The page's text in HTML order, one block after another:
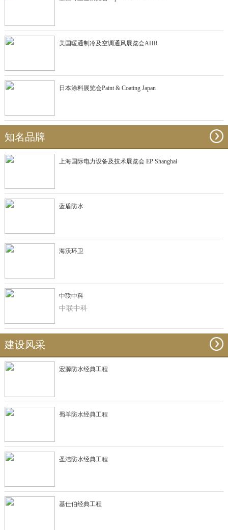
美国暖通制冷及空调通风展览会AHR
日本涂料展览会Paint & Coating Japan
知名品牌
上海国际电力设备及技术展览会 EP Shanghai
蓝盾防水
海沃环卫
中联中科
中联中科
建设风采
宏源防水经典工程
蜀羊防水经典工程
圣洁防水经典工程
基仕伯经典工程